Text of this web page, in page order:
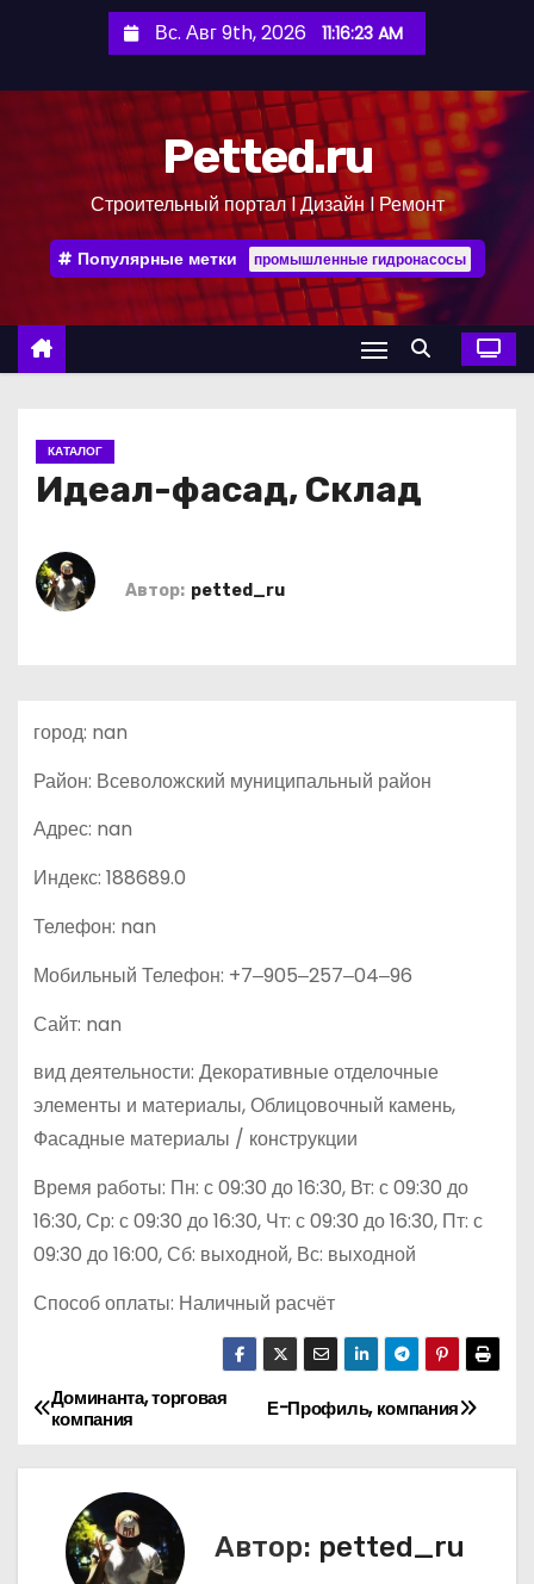
е
Вс. Авг 9th, 2026 11:16:24 AM
Petted.ru
Строительный портал l Дизайн l Ремонт
Популярные метки промышленные гидронасосы
КАТАЛОГ
Идеал-фасад, Склад
Автор: petted_ru
город: nan
Район: Всеволожский муниципальный район
Адрес: nan
Индекс: 188689.0
Телефон: nan
Мобильный Телефон: +7‒905‒257‒04‒96
Сайт: nan
вид деятельности: Декоративные отделочные
элементы и материалы, Облицовочный камень,
Фасадные материалы / конструкции
Время работы: Пн: с 09:30 до 16:30, Вт: с 09:30 до
16:30, Ср: с 09:30 до 16:30, Чт: с 09:30 до 16:30, Пт: с
09:30 до 16:00, Сб: выходной, Вс: выходной
Способ оплаты: Наличный расчёт
Н
а
Е-Профиль, компания
Доминанта, торговая
компания
Автор: petted_ru